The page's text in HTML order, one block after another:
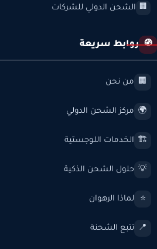
🏢 الشحن الدولي للشركات
🧭 روابط سريعة
🏢 من نحن
🌍 مركز الشحن الدولي
🏗️ الخدمات اللوجستية
💡 حلول الشحن الذكية
⭐ لماذا الرهوان
📍 تتبع الشحنة